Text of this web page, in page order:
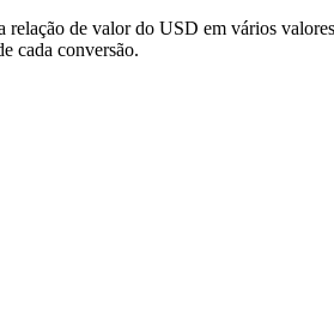
de valor do USD em vários
cada conversão.